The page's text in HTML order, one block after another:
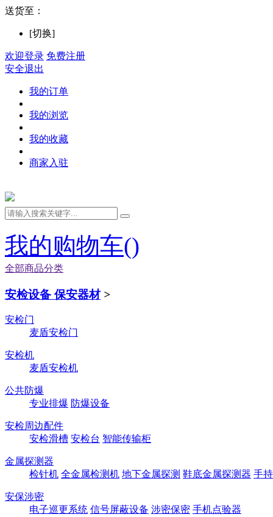
送货至：
[切换]
欢迎登录 免费注册
安全退出
我的订单
我的浏览
我的收藏
商家入驻
我的购物车()
全部商品分类
安检设备 保安器材 >
安检门
麦盾安检门
安检机
麦盾安检机
公共防爆
专业排爆 防爆设备
安检周边配件
安检滑槽 安检台 智能传输柜
金属探测器
检针机 全金属检测机 地下金属探测 鞋底金属探测器 手
安保涉密
电子巡更系统 信号屏蔽设备 涉密保密 手机点验器